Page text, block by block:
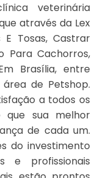
veterinária
através da Lex
Tosas, Castrar
Para Cachorros,
Brasília, entre
de Petshop.
a todos os
que sua melhor
de cada um.
do investimento
e profissionais